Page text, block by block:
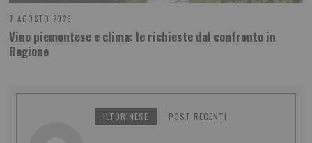
7 AGOSTO 2026
Vino piemontese e clima: le richieste dal confronto in
Regione
ILTORINESE POST RECENTI